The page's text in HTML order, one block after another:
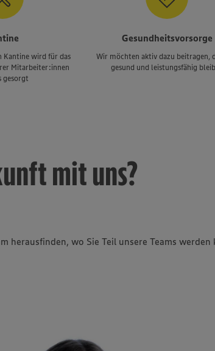
Kantine wird für das
Mitarbeiter:innen
gesorgt
Gesundheitsvorsorge
Wir möchten aktiv dazu beitragen,
gesund und leistungsfähig
mit uns?
herausfinden, wo Sie Teil unsere Teams werden